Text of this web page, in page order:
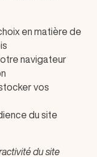
en matière de
navigateur
vos
du site
du site